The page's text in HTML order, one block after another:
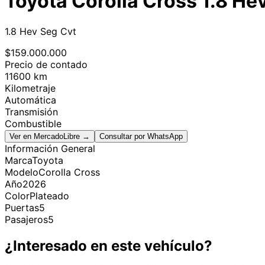
1.8 Hev Seg Cvt
$159.000.000
Precio de contado
11600 km
Kilometraje
Automática
Transmisión
Combustible
Ver en MercadoLibre → Consultar por WhatsApp
Información General
MarcaToyota
ModeloCorolla Cross
Año2026
ColorPlateado
Puertas5
Pasajeros5
¿Interesado en este vehículo?